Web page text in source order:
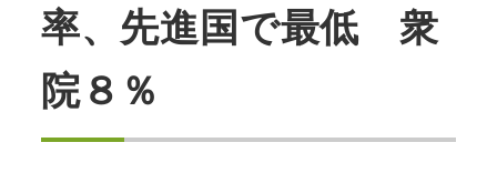
率、先進国で最低 衆
院８％